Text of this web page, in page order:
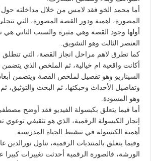
أما محمد الخو فقد لامس من خلال مداخلته حول
المصورة، اهمية ودور القصة المصورة، التي
أولها وجود القصة وهي مثيرة والسبب الثاني هي
العنصر الثالث وهو التشويق.
كما تطرق لاهم مراحل انجاز القصة، التي
أكانت واقعية ام خيالية، ثم الملخص الذي
السيناريو وهو تفصيل لملخص القصة ويتضمن
وتفاصيل الأحداث وحبكتها، ثم البحث والتوثيق،
وهو المسودة.
أما فيما يتعلق بكبسولة الفيديو فقد أوضح
إنجاز الكبسولة الرقمية، الذي هو تثقيفي
أهمية الكبسولة في تنشيط الحياة المدرسية.
وفيما يتعلق بالمنتديات الرقمية، تناول
الورشة، فالصورة الرقمية أحدثت تغييرات